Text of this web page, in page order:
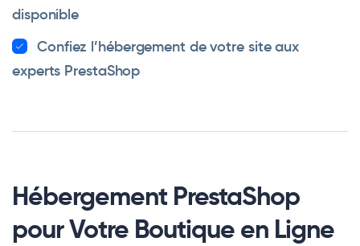
disponible
Confiez l’hébergement de votre site aux
experts PrestaShop
Hébergement PrestaShop
pour Votre Boutique en Ligne